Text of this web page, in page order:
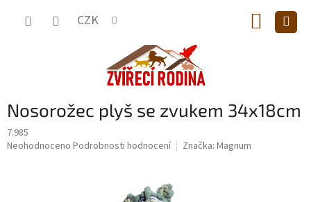
CZK
KOŠÍK
Nosorožec plyš se zvukem 34x18cm
7.985
Průměrné
Neohodnoceno Podrobnosti hodnocení Značka: Magnum